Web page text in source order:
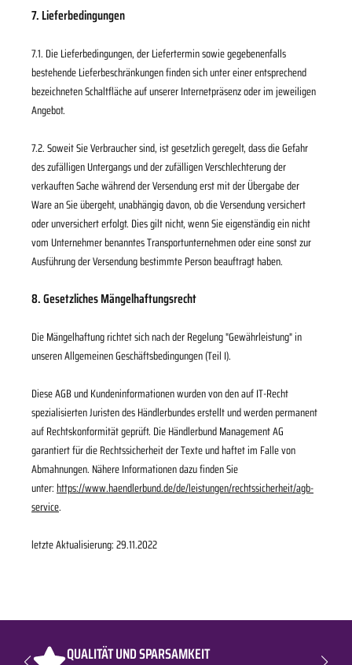
7. Lieferbedingungen
7.1. Die Lieferbedingungen, der Liefertermin sowie gegebenenfalls
bestehende Lieferbeschränkungen finden sich unter einer entsprechend
bezeichneten Schaltfläche auf unserer Internetpräsenz oder im jeweiligen
Angebot.
7.2. Soweit Sie Verbraucher sind, ist gesetzlich geregelt, dass die Gefahr
des zufälligen Untergangs und der zufälligen Verschlechterung der
verkauften Sache während der Versendung erst mit der Übergabe der
Ware an Sie übergeht, unabhängig davon, ob die Versendung versichert
oder unversichert erfolgt. Dies gilt nicht, wenn Sie eigenständig ein nicht
vom Unternehmer benanntes Transportunternehmen oder eine sonst zur
Ausführung der Versendung bestimmte Person beauftragt haben.
8. Gesetzliches Mängelhaftungsrecht
Die Mängelhaftung richtet sich nach der Regelung "Gewährleistung" in
unseren Allgemeinen Geschäftsbedingungen (Teil I).
Diese AGB und Kundeninformationen wurden von den auf IT-Recht
spezialisierten Juristen des Händlerbundes erstellt und werden permanent
auf Rechtskonformität geprüft. Die Händlerbund Management AG
garantiert für die Rechtssicherheit der Texte und haftet im Falle von
Abmahnungen. Nähere Informationen dazu finden Sie
unter:https://www.haendlerbund.de/de/leistungen/rechtssicherheit/agb-
service.
letzte Aktualisierung:29.11.2022
QUALITÄT UND SPARSAMKEIT